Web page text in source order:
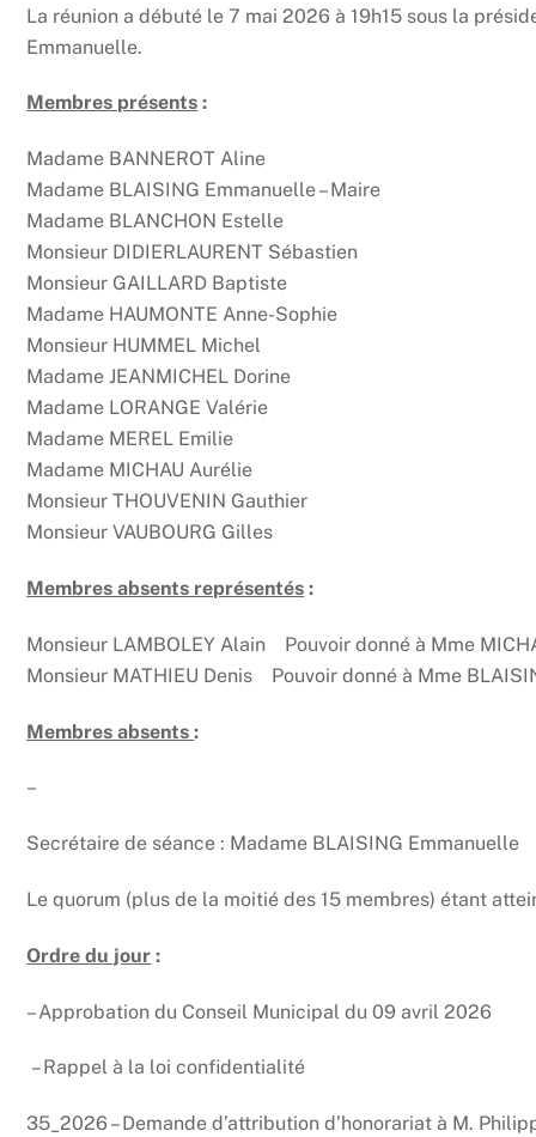
La réunion a débuté le 7 mai 2026 à 19h15 sous la
Emmanuelle.
Membres présents :
Madame BANNEROT Aline
Madame BLAISING Emmanuelle – Maire
Madame BLANCHON Estelle
Monsieur DIDIERLAURENT Sébastien
Monsieur GAILLARD Baptiste
Madame HAUMONTE Anne-Sophie
Monsieur HUMMEL Michel
Madame JEANMICHEL Dorine
Madame LORANGE Valérie
Madame MEREL Emilie
Madame MICHAU Aurélie
Monsieur THOUVENIN Gauthier
Monsieur VAUBOURG Gilles
Membres absents représentés :
Monsieur LAMBOLEY Alain Pouvoir donné à Mme
Monsieur MATHIEU Denis Pouvoir donné à Mme
Membres absents:
–
Secrétaire de séance : Madame BLAISING Emmanuelle
Le quorum (plus de la moitié des 15 membres) étant
Ordre du jour :
– Approbation du Conseil Municipal du 09 avril 2026
– Rappel à la loi confidentialité
35_2026 – Demande d’attribution d’honorariat à M.